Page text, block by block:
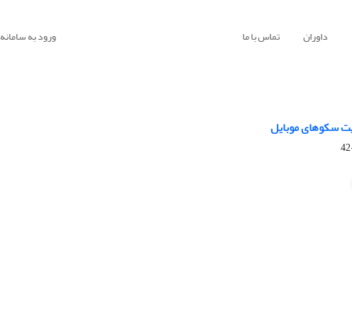
داوران تماس با ما ورود به سامانه